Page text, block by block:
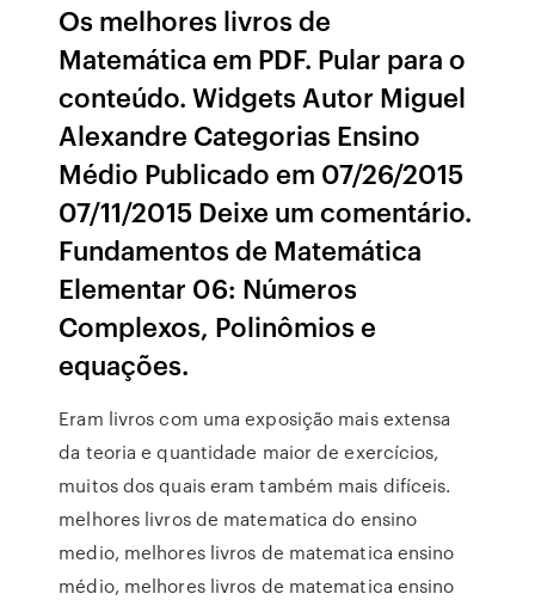
Os melhores livros de
Matemática em PDF. Pular para o
conteúdo. Widgets Autor Miguel
Alexandre Categorias Ensino
Médio Publicado em 07/26/2015
07/11/2015 Deixe um comentário.
Fundamentos de Matemática
Elementar 06: Números
Complexos, Polinômios e
equações.
Eram livros com uma exposição mais extensa
da teoria e quantidade maior de exercícios,
muitos dos quais eram também mais difíceis.
melhores livros de matematica do ensino
medio, melhores livros de matematica ensino
médio, melhores livros de matematica ensino